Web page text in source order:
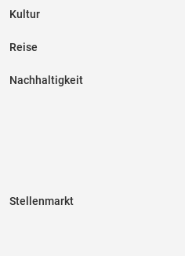
Kultur
Reise
Nachhaltigkeit
Stellenmarkt